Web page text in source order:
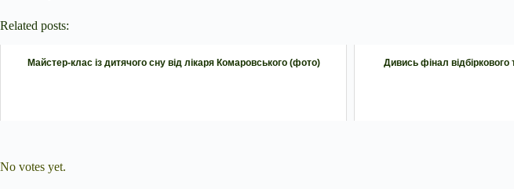
Related posts:
Майстер-клас із дитячого сну від лікаря Комаровського (фото) Дивись фінал відбіркового
No votes yet.